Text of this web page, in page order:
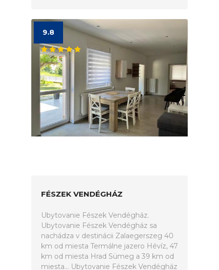
9.8
FÉSZEK VENDÉGHÁZ
Ubytovanie Fészek Vendégház.
Ubytovanie Fészek Vendégház sa
nachádza v destinácii Zalaegerszeg 40
km od miesta Termálne jazero Hévíz, 47
km od miesta Hrad Sümeg a 39 km od
miesta... Ubytovanie Fészek Vendégház